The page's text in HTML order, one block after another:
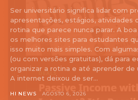
Ser universitário significa lidar com
apresentações, estágios, atividades
rotina que parece nunca parar. A
os melhores sites para estudantes
isso muito mais simples. Com
(ou com versões gratuitas), dá para
organizar a rotina e até aprender de
A internet deixou de ser...
HI NEWS AGOSTO 6, 2026